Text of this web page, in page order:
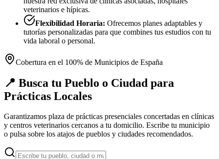
veterinarios e hípicas.
Flexibilidad Horaria: Ofrecemos planes adaptables y
tutorías personalizadas para que combines tus estudios con tu
vida laboral o personal.
Cobertura en el 100% de Municipios de España
📍 Busca tu Pueblo o Ciudad para
Prácticas Locales
Garantizamos plaza de prácticas presenciales concertadas en clínicas
y centros veterinarios cercanos a tu domicilio. Escribe tu municipio
o pulsa sobre los atajos de pueblos y ciudades recomendados.